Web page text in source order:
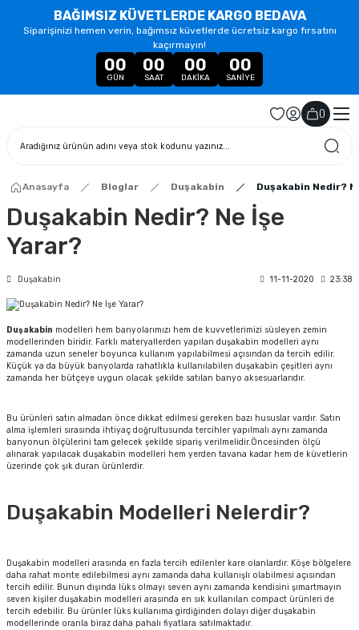
BAĞIMSIZ KÜVETLERDE KARGO BEDAVA
Siparişinizi hemen verin, bağımsız küvetlerde ücretsiz kargo fırsatını
kaçırmayın!
00
GÜN
00
SAAT
00
DAKIKA
00
SANIYE
()
Anasayfa Bloglar Duşakabin Duşakabin Nedir?
Duşakabin Nedir? Ne İşe
Yarar?
Duşakabin 11-11-2020 23:38
Duşakabin modelleri hem banyolarımızı hem de kuvvetlerimizi süsleyen zemin
modellerinden biridir. Farklı materyallerden yapılan duşakabin modelleri aynı
zamanda uzun seneler boyunca kullanım yapılabilmesi açısından da tercih edilir.
Küçük ya da büyük banyolarda rahatlıkla kullanılabilen duşakabin çeşitleri aynı
zamanda her bütçeye uygun olacak şekilde satılan banyo aksesuarlarıdır.
Bu ürünleri satın almadan önce dikkat edilmesi gereken bazı hususlar vardır. Satın
alma işlemleri sırasında ihtiyaç doğrultusunda tercihler yapılmalı aynı zamanda
banyonun ölçülerini tam gelecek şekilde sipariş verilmelidir.Öncesinden ölçü
alınarak yapılacak duşakabin modelleri hem yerden tavana kadar hem de küvetlerin
üzerinde çok şık duran ürünlerdir.
Duşakabin Modelleri Nelerdir?
Duşakabin modelleri arasında en fazla tercih edilenler kare olanlardır. Köşe bölgelere
daha rahat monte edilebilmesi aynı zamanda daha kullanışlı olabilmesi açısından
tercih edilir. Bunun dışında lüks olmayı seven aynı zamanda kendisini şımartmayın
seven kişiler duşakabin modelleri arasında en sık kullanılan compact ürünleri de
tercih edebilir. Bu ürünler lüks kullanıma girdiğinden dolayı diğer duşakabin
modellerinde oranla biraz daha pahalı fiyatlara satılmaktadır.